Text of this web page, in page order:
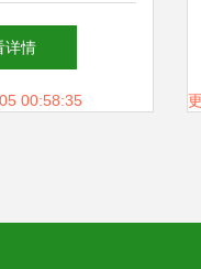
情载体
详情
00:58:35